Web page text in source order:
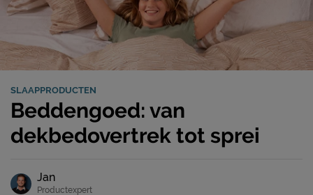
SLAAPPRODUCTEN
Beddengoed: van
dekbedovertrek tot sprei
Jan
Productexpert